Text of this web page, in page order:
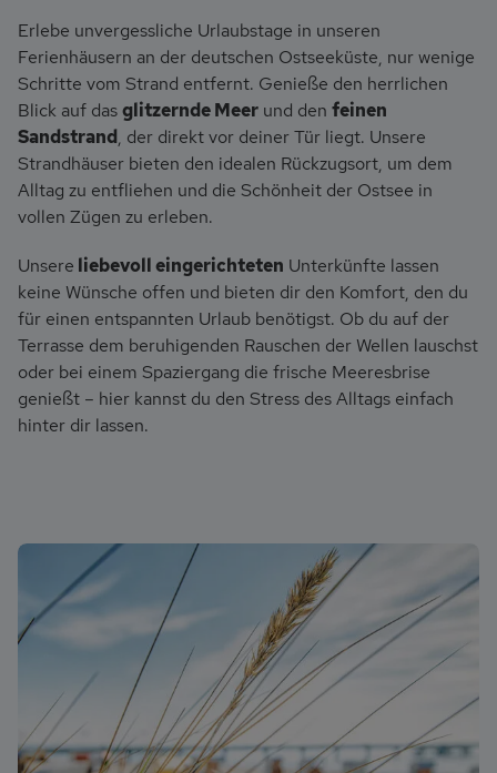
Erlebe unvergessliche Urlaubstage in unseren
Ferienhäusern an der deutschen Ostseeküste, nur wenige
Schritte vom Strand entfernt. Genieße den herrlichen
Blick auf dasglitzernde Meer und den feinen
Sandstrand, der direkt vor deiner Tür liegt. Unsere
Strandhäuser bieten den idealen Rückzugsort, um dem
Alltag zu entfliehen und die Schönheit der Ostsee in
vollen Zügen zu erleben.
Unsere liebevoll eingerichteten Unterkünfte lassen
keine Wünsche offen und bieten dir den Komfort, den du
für einen entspannten Urlaub benötigst. Ob du auf der
Terrasse dem beruhigenden Rauschen der Wellen lauschst
oder bei einem Spaziergang die frische Meeresbrise
genießt – hier kannst du den Stress des Alltags einfach
hinter dir lassen.